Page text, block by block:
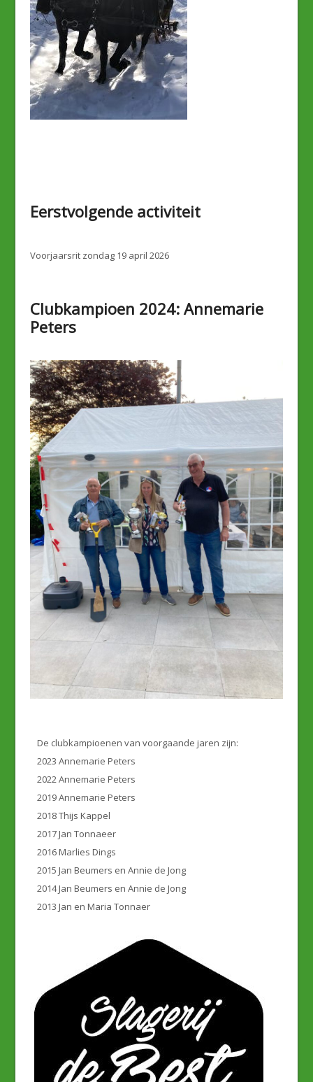
Eerstvolgende activiteit
Voorjaarsrit zondag 19 april 2026
Clubkampioen 2024: Annemarie
Peters
De clubkampioenen van voorgaande jaren zijn:
2023 Annemarie Peters
2022 Annemarie Peters
2019 Annemarie Peters
2018 Thijs Kappel
2017 Jan Tonnaeer
2016 Marlies Dings
2015 Jan Beumers en Annie de Jong
2014 Jan Beumers en Annie de Jong
2013 Jan en Maria Tonnaer